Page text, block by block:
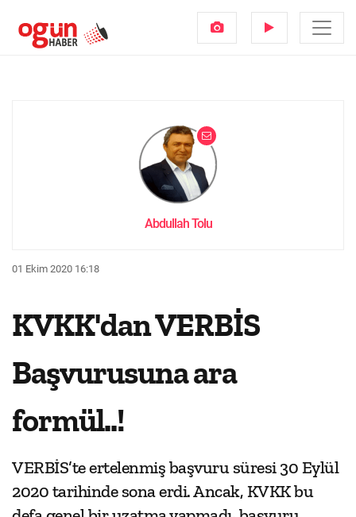
Abdullah Tolu
01 Ekim 2020 16:18
KVKK'dan VERBİS
Başvurusuna ara
formül..!
VERBİS’te ertelenmiş başvuru süresi 30 Eylül
2020 tarihinde sona erdi. Ancak, KVKK bu